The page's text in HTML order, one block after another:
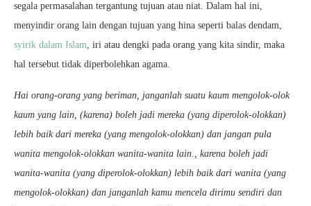
segala permasalahan tergantung tujuan atau niat. Dalam hal ini,
menyindir orang lain dengan tujuan yang hina seperti balas dendam,
syirik dalam Islam, iri atau dengki pada orang yang kita sindir, maka
hal tersebut tidak diperbolehkan agama.
Hai orang-orang yang beriman, janganlah suatu kaum mengolok-olok
kaum yang lain, (karena) boleh jadi mereka (yang diperolok-olokkan)
lebih baik dari mereka (yang mengolok-olokkan) dan jangan pula
wanita mengolok-olokkan wanita-wanita lain., karena boleh jadi
wanita-wanita (yang diperolok-olokkan) lebih baik dari wanita (yang
mengolok-olokkan) dan janganlah kamu mencela dirimu sendiri dan